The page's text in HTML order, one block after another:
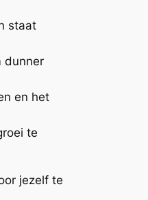
staat
dunner
en het
te
jezelf te